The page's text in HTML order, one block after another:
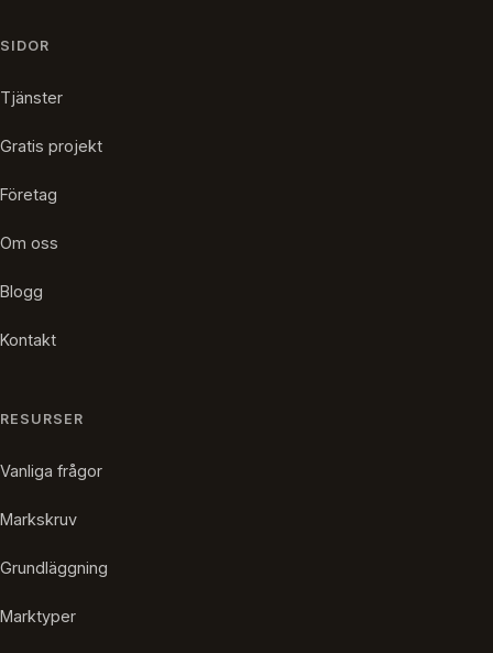
SIDOR
Tjänster
Gratis projekt
Företag
Om oss
Blogg
Kontakt
RESURSER
Vanliga frågor
Markskruv
Grundläggning
Marktyper